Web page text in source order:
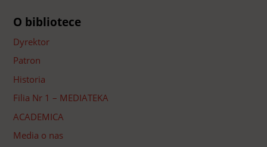
O bibliotece
Dyrektor
Patron
Historia
Filia Nr 1 – MEDIATEKA
ACADEMICA
Media o nas